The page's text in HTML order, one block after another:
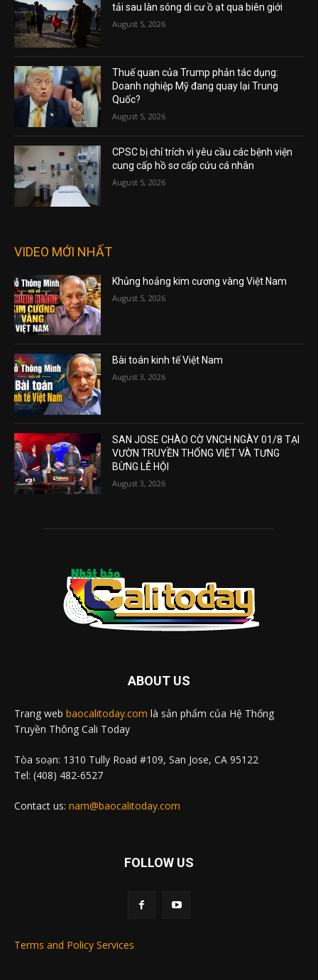
tải sau làn sóng di cư ồ ạt qua biên giới
August 5, 2026
Thuế quan của Trump phản tác dụng:
Doanh nghiệp Mỹ đang quay lại Trung
Quốc?
August 5, 2026
CPSC bị chỉ trích vì yêu cầu các bệnh viện
cung cấp hồ sơ cấp cứu cá nhân
August 5, 2026
VIDEO MỚI NHẤT
Khủng hoảng kim cương vàng Việt Nam
August 5, 2026
Bài toán kinh tế Việt Nam
August 3, 2026
SAN JOSE CHÀO CỜ VNCH NGÀY 01/8 TẠI
VƯỜN TRUYỀN THỐNG VIỆT VÀ TƯNG
BỪNG LỄ HỘI
August 3, 2026
ABOUT US
Trang web baocalitoday.com là sản phẩm của Hệ Thống
Truyền Thông Cali Today
Tòa soạn: 1310 Tully Road #109, San Jose, CA 95122
Tel: (408) 482-6527
Contact us: nam@baocalitoday.com
FOLLOW US
Terms and Policy Services